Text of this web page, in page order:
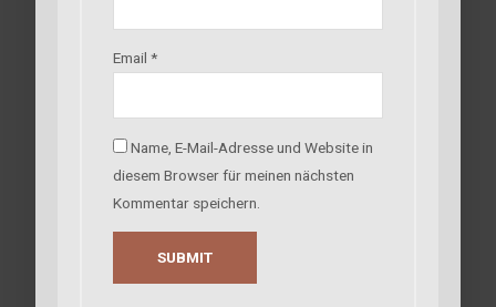
Email *
Name, E-Mail-Adresse und Website in
diesem Browser für meinen nächsten
Kommentar speichern.